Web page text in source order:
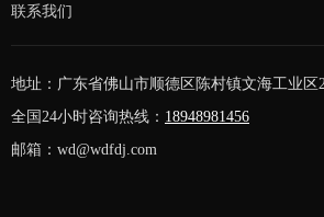
联系我们
地址：广东省佛山市顺德区陈村镇文海工业区
全国24小时咨询热线： 18948981456
邮箱：wd@wdfdj.com